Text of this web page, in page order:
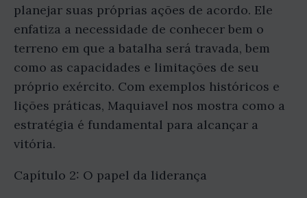
planejar suas próprias ações de acordo. Ele
enfatiza a necessidade de conhecer bem o
terreno em que a batalha será travada, bem
como as capacidades e limitações de seu
próprio exército. Com exemplos históricos e
lições práticas, Maquiavel nos mostra como a
estratégia é fundamental para alcançar a
vitória.
Capítulo 2: O papel da liderança